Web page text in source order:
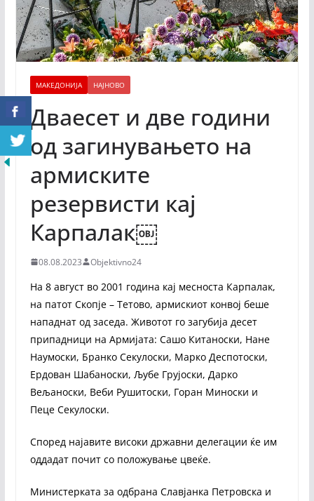
МАКЕДОНИЈА НАЈНОВО
Дваесет и две години
од загинувањето на
армиските
резервисти кај
Карпалак￼
08.08.2023 Objektivno24
На 8 август во 2001 година кај месноста Карпалак,
на патот Скопје – Тетово, армискиот конвој беше
нападнат од заседа. Животот го загубија десет
припадници на Армијата: Сашо Китаноски, Нане
Наумоски, Бранко Секулоски, Марко Деспотоски,
Ердован Шабаноски, Љубе Грујоски, Дарко
Вељаноски, Веби Рушитоски, Горан Миноски и
Пеце Секулоски.
Според најавите високи државни делегации ќе им
оддадат почит со положување цвеќе.
Министерката за одбрана Славјанка Петровска и